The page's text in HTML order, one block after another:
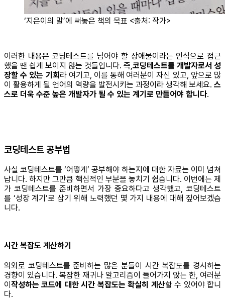
‘지은이의 말’에 써놓은 책의 목표 <출처: 작가>
이러한 내용은 코딩테스트를 넘어야 할 장애물이라는 인식으로 접근
했을 땐 쉽게 보이지 않는 것들입니다. 즉,코딩테스트를 개발자로서 성
장할 수 있는 기회 라 여기고, 이를 통해 여러분이 자신 있고, 앞으로 많
이 활용하게 될 언어의 역량을 발전시키는 과정이라 생각해 보세요. 스
스로 더욱 수준 높은 개발자가 될 수 있는 계기로 만들어야 합니다.
코딩테스트 공부법
사실 코딩테스트를 ‘어떻게’ 공부해야 하는지에 대한 자료는 이미 넘쳐
납니다. 하지만 그만큼 핵심적인 부분을 놓치기 쉽습니다. 이번에는 제
가 코딩테스트를 준비하면서 가장 중요하다고 생각했고, 코딩테스트
를 ‘성장 계기’로 삼기 위해 노력했던 몇 가지 내용에 대해 짚어보겠습
니다.
시간 복잡도 계산하기
의외로 코딩테스트를 준비하는 많은 분들이 시간 복잡도를 경시하는
경향이 있습니다. 복잡한 재귀나 알고리즘이 들어가지 않는 한, 여러분
이 작성하는 코드에 대한 시간 복잡도는 확실히 계산할 수 있어야 합니
다.